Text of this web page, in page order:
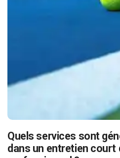
Quels services sont
dans un entretien court